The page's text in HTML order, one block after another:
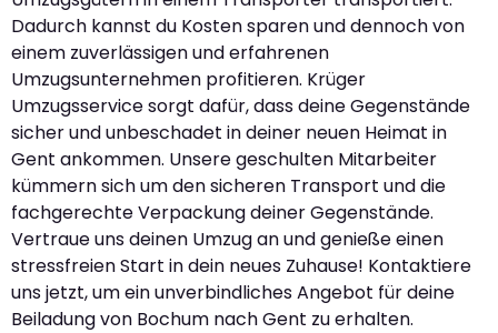
Dadurch kannst du Kosten sparen und dennoch von
einem zuverlässigen und erfahrenen
Umzugsunternehmen profitieren. Krüger
Umzugsservice sorgt dafür, dass deine Gegenstände
sicher und unbeschadet in deiner neuen Heimat in
Gent ankommen. Unsere geschulten Mitarbeiter
kümmern sich um den sicheren Transport und die
fachgerechte Verpackung deiner Gegenstände.
Vertraue uns deinen Umzug an und genieße einen
stressfreien Start in dein neues Zuhause! Kontaktiere
uns jetzt, um ein unverbindliches Angebot für deine
Beiladung von Bochum nach Gent zu erhalten.